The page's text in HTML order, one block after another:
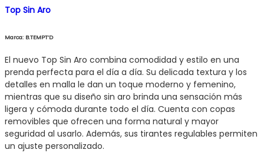
opciones
se
pueden
elegir
en
la
página
de
Top Sin Aro
Marca: B.TEMPT’D
El nuevo Top Sin Aro combina comodidad y estilo en una
prenda perfecta para el día a día. Su delicada textura y los
detalles en malla le dan un toque moderno y femenino,
mientras que su diseño sin aro brinda una sensación más
ligera y cómoda durante todo el día. Cuenta con copas
removibles que ofrecen una forma natural y mayor
seguridad al usarlo. Además, sus tirantes regulables permiten
un ajuste personalizado.